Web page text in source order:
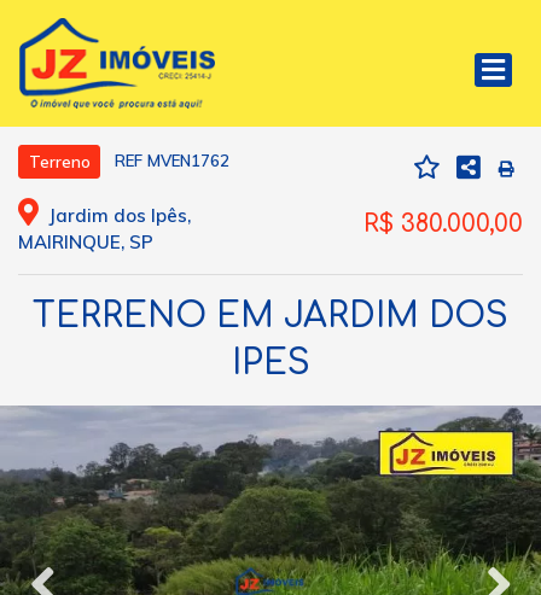
Terreno REF MVEN1762
Jardim dos Ipês,
MAIRINQUE, SP
R$ 380.000,00
TERRENO EM JARDIM DOS
IPES